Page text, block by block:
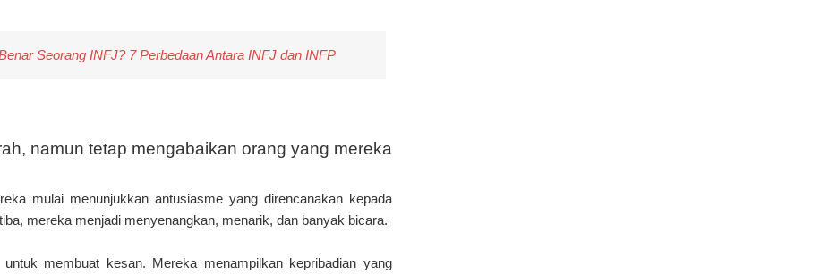
Seorang INFJ? 7 Perbedaan Antara INFJ dan INFP
namun tetap mengabaikan orang yang mereka
mulai menunjukkan antusiasme yang direncanakan kepada
mereka menjadi menyenangkan, menarik, dan banyak bicara.
membuat kesan. Mereka menampilkan kepribadian yang